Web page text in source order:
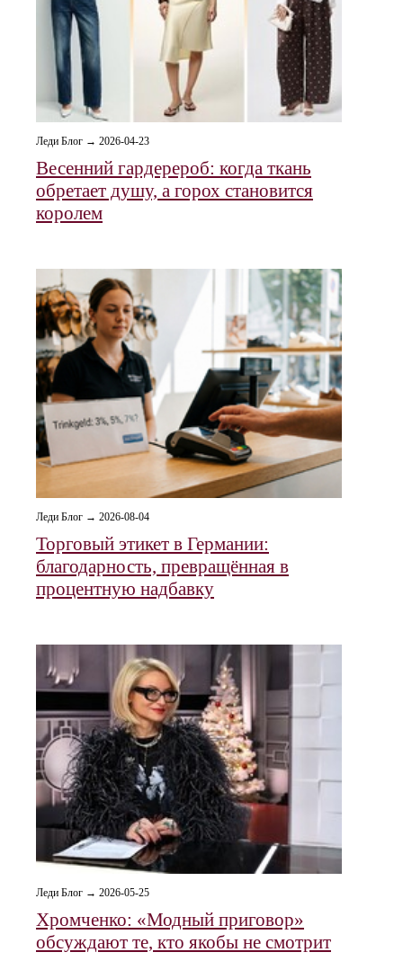
Леди Блог → 2026-04-23
Весенний гардерероб: когда ткань
обретает душу, а горох становится
королем
Леди Блог → 2026-08-04
Торговый этикет в Германии:
благодарность, превращённая в
процентную надбавку
Леди Блог → 2026-05-25
Хромченко: «Модный приговор»
обсуждают те, кто якобы не смотрит